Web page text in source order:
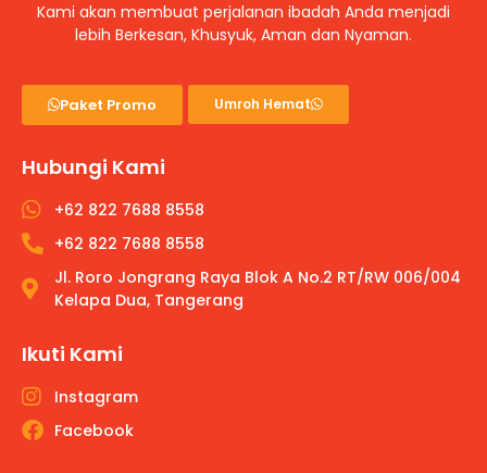
Kami akan membuat perjalanan ibadah Anda menjadi
lebih Berkesan, Khusyuk, Aman dan Nyaman.
Paket Promo Umroh Hemat
Hubungi Kami
+62 822 7688 8558
+62 822 7688 8558
Jl. Roro Jongrang Raya Blok A No.2 RT/RW 006/004
Kelapa Dua, Tangerang
Ikuti Kami
Instagram
Facebook